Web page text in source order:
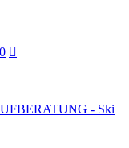
- Ski